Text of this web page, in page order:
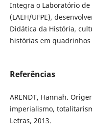
Integra o Laboratório
(LAEH/UFPE),
Didática da História,
histórias em
Referências
ARENDT, Hannah.
imperialismo,
Letras, 2013.